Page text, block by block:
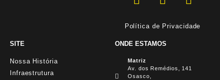
Política de Privacidade
SITE
Nossa História
Infraestrutura
ONDE ESTAMOS
Matriz
Av. dos Remédios, 141
Osasco,